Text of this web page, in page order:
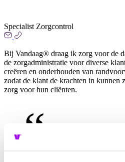
Specialist Zorgcontrol
Bij Vandaag® draag ik zorg voor de
de zorgadministratie voor diverse
creëren en onderhouden van
zodat de klant de krachten in kunnen
zorg voor hun cliënten.
Mijn